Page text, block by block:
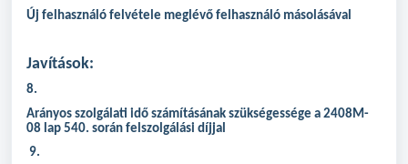
Új felhasználó felvétele meglévő felhasználó másolásával
Javítások:
8.
Arányos szolgálati idő számításának szükségessége a 2408M-
08 lap 540. során felszolgálási díjjal
9.